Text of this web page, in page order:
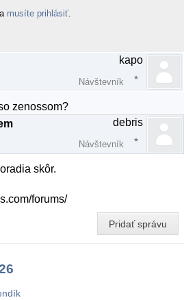
musíte prihlásiť
kapo
Návštevník
zenossom?
debris
Návštevník
skôr.
forums/
Pridať správu